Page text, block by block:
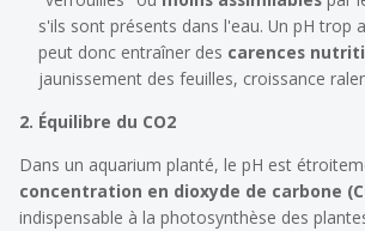
s'ils sont présents dans l'eau. Un pH trop
peut donc entraîner des carences
jaunissement des feuilles, croissance
2. Équilibre du CO2
Dans un aquarium planté, le pH est
concentration en dioxyde de carbone
indispensable à la photosynthèse des